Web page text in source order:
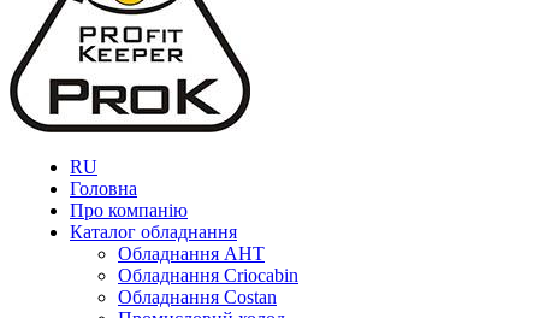
RU
Головна
Про компанію
Каталог обладнання
Обладнання AHT
Обладнання Criocabin
Обладнання Costan